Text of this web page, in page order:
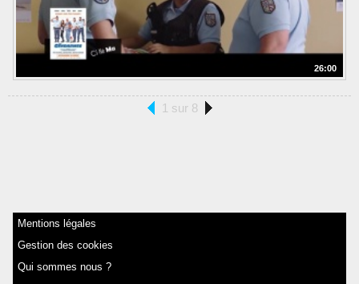
26:00
1 sur 8
Mentions légales
Gestion des cookies
Qui sommes nous ?